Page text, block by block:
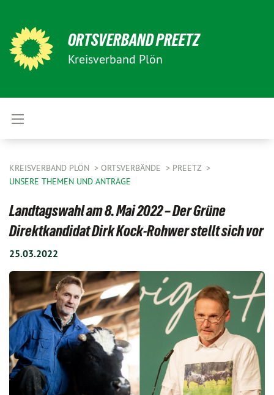
ORTSVERBAND PREETZ
Kreisverband Plön
KREISVERBAND PLÖN ORTSVERBÄNDE
PREETZ
UNSERE THEMEN UND ANTRÄGE
Landtagswahl am 8. Mai 2022 – Der Grüne
Direktkandidat Dirk Kock-Rohwer stellt sich vor
25.03.2022